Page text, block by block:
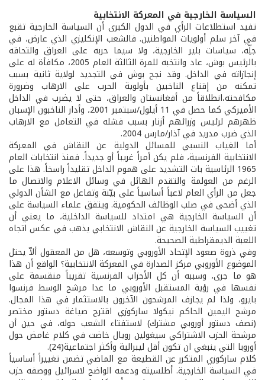
السياسة الخارجية في المعركة الانتخابية
تفيد استطلاعات الرأي في الدول الكبرى أن السياسة الخارجية تقبع
في آخر سلم أولويات المواطنين. فالشعب الإنكليزي الذي عارض، في
جلِّه، سياسات بلير الخارجية، ولا سيما حربه على العراق والتحاقه
بالرئيس بوش، عاد وانتخبه للمرة الثالثة العام 2005، مكافأة له على
إنجازاته في الداخل. وقد نجح بوش في التجديد لولاية ثانية بسبب
تمكنه من إقناع الناخبين بأولوية الحرب على الارهاب وضرورة
مكافحته،انطلاقاً من أفغانستان والعراق، حتى لا يضرب في الداخل
الأميركي كما حصل في 11 أيلول/سبتمبر 2001، وأدار الناخبون الإسبان
ظهرهم لرئيس وزرائهم أزنار بسبب فشله في التعامل مع الارهاب
الذي ضرب مدريد في آذار/مارس 2004.
أما الغياب النسبي للمسائل الدولية عن النقاش في المعركة
الانتخابية الفرنسية، فلم يكن أمراً غريباً أو جديداً. فمنذ انتخابات العام
1965 الرئاسية بات التشديد على هموم الداخل تقليداً راسخاً. هذا على
الرغم من العولمة والتقدم الهائل في وسائل الاعلام والاتصال ما
جعل من الرأي العام لاعباً أساسياً على بيّنة وتفاعل مع الشأن الدولي
الذي أضحى في صلب الوظائف الحكومية. ويتفق علماء السياسة على
أن السياسة الخارجية هي امتداد للسياسة الداخلية، ما يعني أن
تغييب السياسة الخارجية عن النقاش الانتخابي يذهب في عكس اتجاه
اللعبة الديمقراطية الصحيحة.
وفي ذروة صعود الإتحاد الأوروبي وتوسعه، هل من المعقول ألاّ يحتل
الموضوع الأوروبي مركز الصدارة في المعركة الانتخابية؟ الواقع أن هذا
هو ما جرى، وسببه أن كل الأحزاب الفرنسية تقريباً منقسمة على
نفسها في رؤية المستقبل الأوروبي ما عدا مرشح الوسط فرنسوا
بايرو، ولذا لم يجازف المرشحون الآخرون بالاستثمار في هذا المجال.
مرشح اليمين الحاكم نيكولا ساركوزي اقترح صياغة دستور مختصر
(نصف دستور أوروبي مشترك) لاستفتاء الشعب حوله، في حين أن
مرشحة الحزب الاشتراكي سيغولين رويال خاضت في كلام غامض حول
أوروبا التي ينبغي ان تكون أقل ليبرالية وأكثر اجتماعية(24).
كلام ساركوزي المتكرر عن القطيعة مع الماضي تضمن تغييراً أساسياً
في السياسة الخارجية. أطلسيته ودعمه الواضح لاسرائيل ووصفه حزب